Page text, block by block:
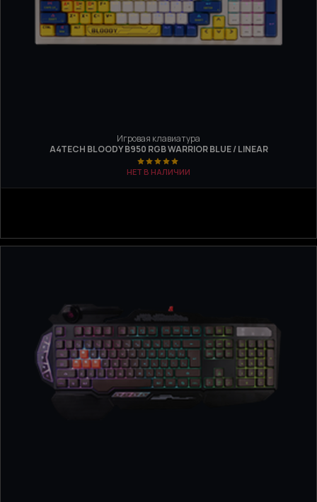
Игровая клавиатура
A4TECH BLOODY B950 RGB WARRIOR BLUE / LINEAR
НЕТ В НАЛИЧИИ